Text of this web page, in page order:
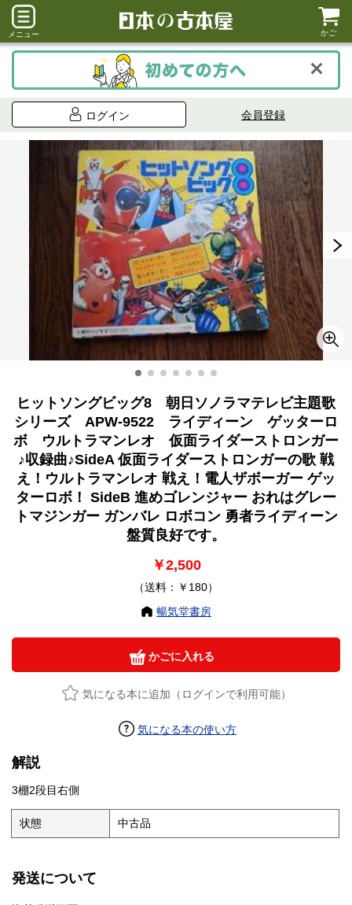
メニュー かご
ログイン 会員登録
ヒットソングビッグ8 朝日ソノラマテレビ主題歌
シリーズ APW-9522 ライディーン ゲッターロ
ボ ウルトラマンレオ 仮面ライダーストロンガー
♪収録曲♪SideA 仮面ライダーストロンガーの歌 戦
え！ウルトラマンレオ 戦え！電人ザボーガー ゲッ
ターロボ！ SideB 進めゴレンジャー おれはグレー
トマジンガー ガンバレ ロボコン 勇者ライディーン
盤質良好です。
￥2,500
（送料：￥180）
暢気堂書房
かごに入れる
気になる本に追加（ログインで利用可能）
気になる本の使い方
解説
3棚2段目右側
状態 中古品
発送について